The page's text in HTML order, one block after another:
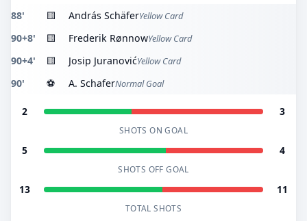
88' 🟨 András SchäferYellow Card
90+8' 🟨 Frederik RønnowYellow Card
90+4' 🟨 Josip JuranovićYellow Card
90' ⚽ A. SchaferNormal Goal
2 3
SHOTS ON GOAL
5 4
SHOTS OFF GOAL
13 11
TOTAL SHOTS